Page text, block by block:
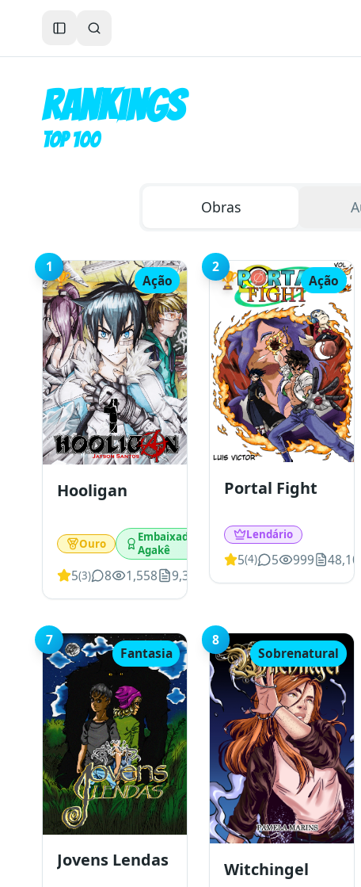
Toggle Sidebar
Rankings
TOP 100
Obras
1
Ação
🏆
Hooligan
Ouro
Embaixador
Agakê
5(3) 8 1,558 9,359
2
Ação
🏆
Portal Fight
Lendário
5(4) 5 999 48,101
7
Fantasia
Jovens Lendas
8
Sobrenatural
Witchingel